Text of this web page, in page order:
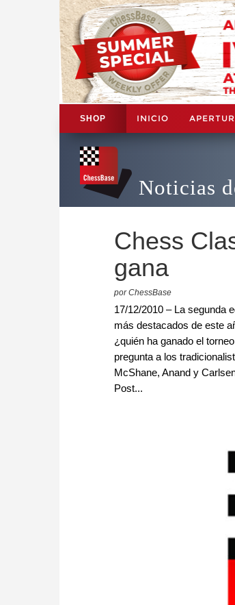
SHOP INICIO
Noticias
Chess
gana
por ChessBase
17/12/2010 – La segunda
más destacados de este
¿quién ha ganado el
pregunta a los
McShane, Anand y
Post...